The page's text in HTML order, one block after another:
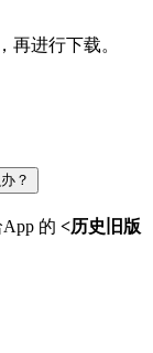
，再进行下载。
？
的 <历史旧版